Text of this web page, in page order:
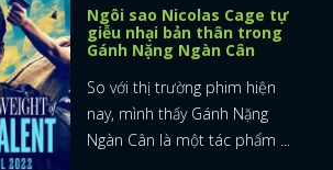
Ngôi sao Nicolas Cage tự
giễu nhại bản thân trong
Gánh Nặng Ngàn Cân
So với thị trường phim hiện
nay, mình thấy Gánh Nặng
Ngàn Cân là một tác phẩm ...